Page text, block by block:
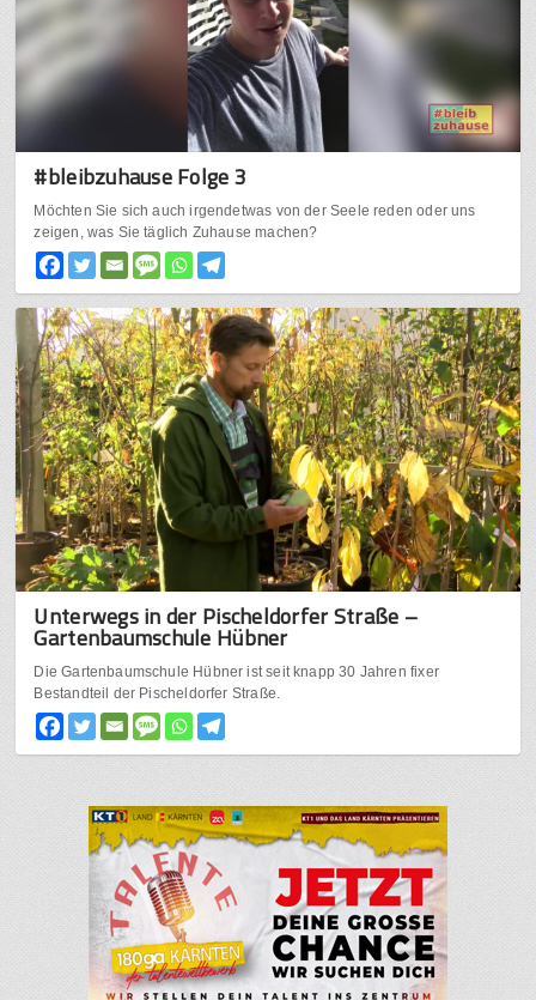
#bleibzuhause Folge 3
Möchten Sie sich auch irgendetwas von der Seele reden oder uns
zeigen, was Sie täglich Zuhause machen?
Unterwegs in der Pischeldorfer Straße –
Gartenbaumschule Hübner
Die Gartenbaumschule Hübner ist seit knapp 30 Jahren fixer
Bestandteil der Pischeldorfer Straße.